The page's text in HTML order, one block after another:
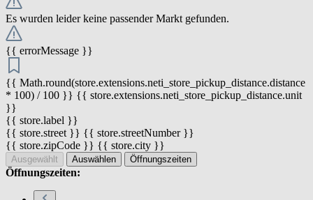
Es wurden leider keine passender Markt gefunden.
{{ errorMessage }}
{{ Math.round(store.extensions.neti_store_pickup_distance.distance
* 100) / 100 }} {{ store.extensions.neti_store_pickup_distance.unit
}}
{{ store.label }}
{{ store.street }} {{ store.streetNumber }}
{{ store.zipCode }} {{ store.city }}
Ausgewählt Auswählen Öffnungszeiten
Öffnungszeiten: